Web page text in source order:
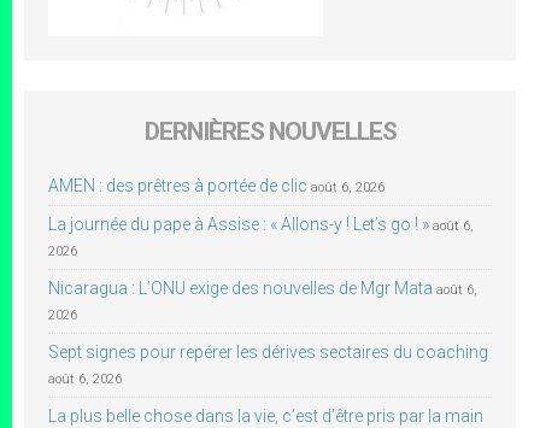
DERNIÈRES NOUVELLES
AMEN : des prêtres à portée de clic août 6, 2026
La journée du pape à Assise : « Allons-y ! Let’s go ! » août 6,
2026
Nicaragua : L’ONU exige des nouvelles de Mgr Mata août 6,
2026
Sept signes pour repérer les dérives sectaires du coaching
août 6, 2026
La plus belle chose dans la vie, c’est d’être pris par la main